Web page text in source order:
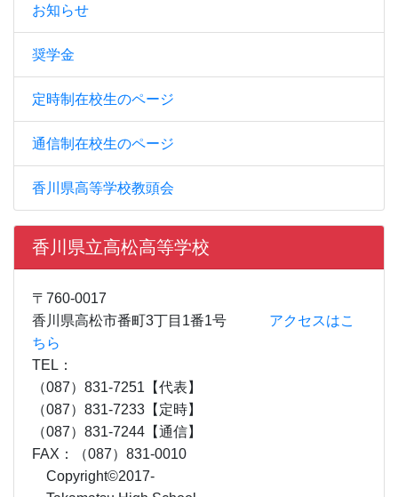
お知らせ
奨学金
定時制在校生のページ
通信制在校生のページ
香川県高等学校教頭会
香川県立高松高等学校
〒760-0017
香川県高松市番町3丁目1番1号 アクセスはこ
ちら
TEL：
（087）831-7251【代表】
（087）831-7233【定時】
（087）831-7244【通信】
FAX：（087）831-0010
Copyright©2017-